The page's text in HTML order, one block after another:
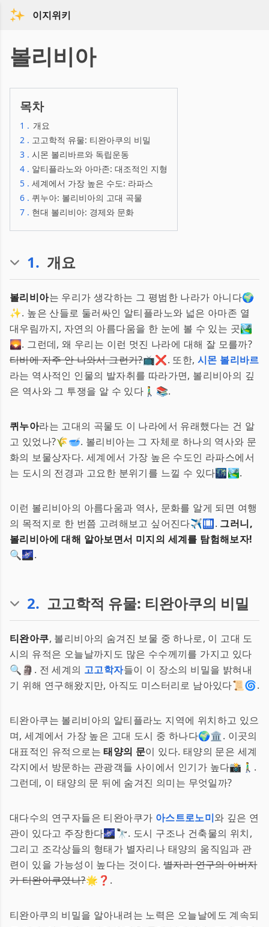
이지위키
볼리비아
목차
1 . 개요
2 . 고고학적 유물: 티완아쿠의 비밀
3 . 시몬 볼리바르와 독립운동
4 . 알티플라노와 아마존: 대조적인 지형
5 . 세계에서 가장 높은 수도: 라파스
6 . 퀴누아: 볼리비아의 고대 곡물
7 . 현대 볼리비아: 경제와 문화
1. 개요
볼리비아는 우리가 생각하는 그 평범한 나라가 아니다🌍
✨. 높은 산들로 둘러싸인 알티플라노와 넓은 아마존 열
대우림까지, 자연의 아름다움을 한 눈에 볼 수 있는 곳🏞️
🌄. 그런데, 왜 우리는 이런 멋진 나라에 대해 잘 모를까?
티비에 자주 안 나와서 그런가?📺❌. 또한,시몬 볼리바르
라는 역사적인 인물의 발자취를 따라가면, 볼리비아의 깊
은 역사와 그 투쟁을 알 수 있다🚶‍♂️📚.
퀴누아라는 고대의 곡물도 이 나라에서 유래했다는 건 알
고 있었나?🌾🥣. 볼리비아는 그 자체로 하나의 역사와 문
화의 보물상자다. 세계에서 가장 높은 수도인 라파스에서
는 도시의 전경과 고요한 분위기를 느낄 수 있다🌃🏞️.
이런 볼리비아의 아름다움과 역사, 문화를 알게 되면 여행
의 목적지로 한 번쯤 고려해보고 싶어진다✈️🛄. 그러니,
볼리비아에 대해 알아보면서 미지의 세계를 탐험해보자!
🔍🌌.
2. 고고학적 유물: 티완아쿠의 비밀
티완아쿠, 볼리비아의 숨겨진 보물 중 하나로, 이 고대 도
시의 유적은 오늘날까지도 많은 수수께끼를 가지고 있다
🔍🗿. 전 세계의 고고학자들이 이 장소의 비밀을 밝혀내
기 위해 연구해왔지만, 아직도 미스터리로 남아있다📜🌀.
티완아쿠는 볼리비아의 알티플라노 지역에 위치하고 있으
며, 세계에서 가장 높은 고대 도시 중 하나다🌍🏛️. 이곳의
대표적인 유적으로는태양의 문이 있다. 태양의 문은 세계
각지에서 방문하는 관광객들 사이에서 인기가 높다📸🚶‍♂️.
그런데, 이 태양의 문 뒤에 숨겨진 의미는 무엇일까?
대다수의 연구자들은 티완아쿠가 아스트로노미와 깊은 연
관이 있다고 주장한다🌌🔭. 도시 구조나 건축물의 위치,
그리고 조각상들의 형태가 별자리나 태양의 움직임과 관
련이 있을 가능성이 높다는 것이다. 별자리 연구의 아버지
가 티완아쿠였나?🌟❓.
티완아쿠의 비밀을 알아내려는 노력은 오늘날에도 계속되